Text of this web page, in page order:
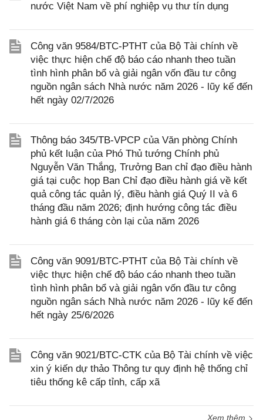
nước Việt Nam về phí nghiệp vụ thư tín dụng
Công văn 9584/BTC-PTHT của Bộ Tài chính về
việc thực hiện chế độ báo cáo nhanh theo tuần
tình hình phân bổ và giải ngân vốn đầu tư công
nguồn ngân sách Nhà nước năm 2026 - lũy kế đến
hết ngày 02/7/2026
Thông báo 345/TB-VPCP của Văn phòng Chính
phủ kết luận của Phó Thủ tướng Chính phủ
Nguyễn Văn Thắng, Trưởng Ban chỉ đạo điều hành
giá tại cuộc họp Ban Chỉ đạo điều hành giá về kết
quả công tác quản lý, điều hành giá Quý II và 6
tháng đầu năm 2026; định hướng công tác điều
hành giá 6 tháng còn lại của năm 2026
Công văn 9091/BTC-PTHT của Bộ Tài chính về
việc thực hiện chế độ báo cáo nhanh theo tuần
tình hình phân bổ và giải ngân vốn đầu tư công
nguồn ngân sách Nhà nước năm 2026 - lũy kế đến
hết ngày 25/6/2026
Công văn 9021/BTC-CTK của Bộ Tài chính về việc
xin ý kiến dự thảo Thông tư quy định hệ thống chỉ
tiêu thống kê cấp tỉnh, cấp xã
Xem thêm